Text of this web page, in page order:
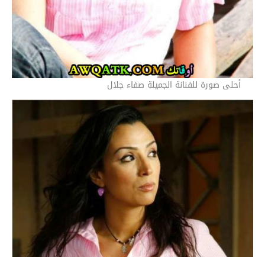
أحلى صورة للفنانة الجميلة صفاء جلال